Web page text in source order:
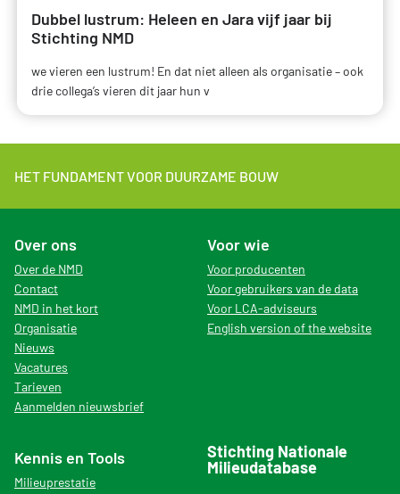
Dubbel lustrum: Heleen en Jara vijf jaar bij
Stichting NMD
we vieren een lustrum! En dat niet alleen als organisatie – ook
drie collega’s vieren dit jaar hun v
HET FUNDAMENT VOOR DUURZAME BOUW
Over ons
Over de NMD
Contact
NMD in het kort
Organisatie
Nieuws
Vacatures
Tarieven
Aanmelden nieuwsbrief
Voor wie
Voor producenten
Voor gebruikers van de data
Voor LCA-adviseurs
English version of the website
Kennis en Tools
Milieuprestatie
Stichting Nationale
Milieudatabase